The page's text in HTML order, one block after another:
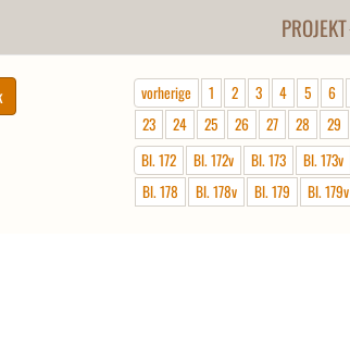
PROJEKT
vorherige 1 2 3 4 5 6
23
24 25 26 27 28 29
Bl. 172
Bl. 172v Bl. 173 Bl. 173v
Bl. 178
Bl. 178v Bl. 179 Bl. 179v